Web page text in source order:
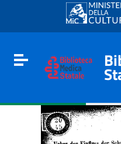
Go to content
Go to the navigation
Go to the footer
Toggle navigation